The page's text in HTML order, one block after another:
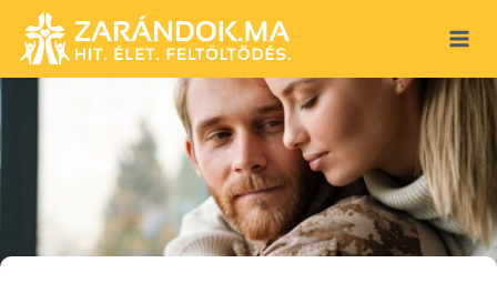
content